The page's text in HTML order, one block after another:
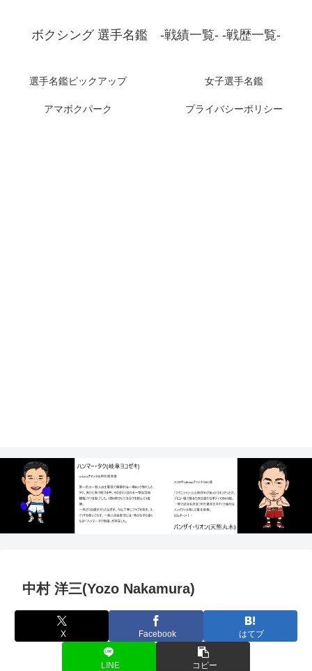
ボクシング 選手名鑑 -戦績一覧- -戦歴一覧-
選手名鑑ピックアップ 女子選手名鑑
アマボクパーク プライバシーポリシー
中村 洋三(Yozo Nakamura)
X Facebook はてブ
LINE コピー